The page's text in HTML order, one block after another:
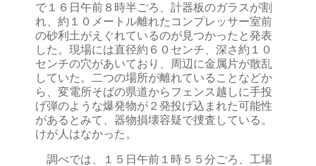
で１６日午前８時半ごろ、計器板のガラスが割
れ、約１０メートル離れたコンプレッサー室前
の砂利土がえぐれているのが見つかったと発表
した。現場には直径約６０センチ、深さ約１０
センチの穴があいており、周辺に金属片が散乱
していた。二つの場所が離れていることなどか
ら、変電所そばの県道からフェンス越しに手投
げ弾のような爆発物が２発投げ込まれた可能性
があるとみて、器物損壊容疑で捜査している。
けが人はなかった。
調べでは、１５日午前１時５５分ごろ、工場